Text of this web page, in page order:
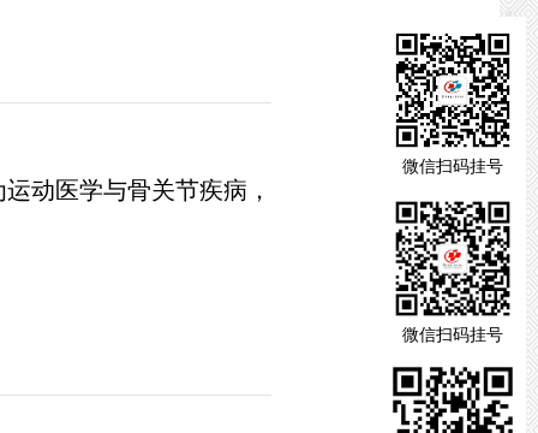
动医学与骨关节疾病，
微信扫码挂号
微信扫码挂号